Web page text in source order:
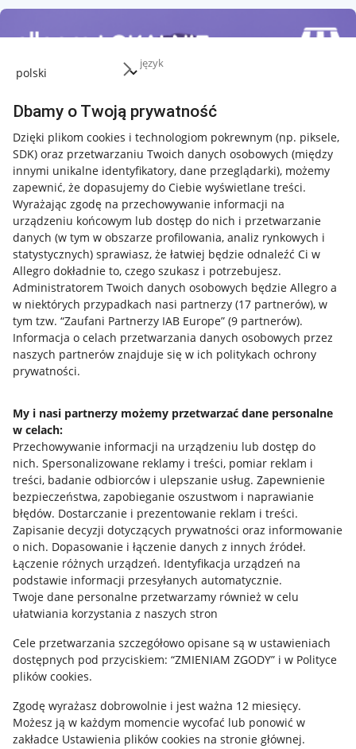
język
Dbamy o Twoją prywatność
Dzięki plikom cookies i technologiom pokrewnym (np. piksele,
SDK) oraz przetwarzaniu Twoich danych osobowych (między
innymi unikalne identyfikatory, dane przeglądarki), możemy
zapewnić, że dopasujemy do Ciebie wyświetlane treści.
Wyrażając zgodę na przechowywanie informacji na
urządzeniu końcowym lub dostęp do nich i przetwarzanie
danych (w tym w obszarze profilowania, analiz rynkowych i
statystycznych) sprawiasz, że łatwiej będzie odnaleźć Ci w
Allegro dokładnie to, czego szukasz i potrzebujesz.
Administratorem Twoich danych osobowych będzie Allegro a
w niektórych przypadkach nasi partnerzy (17 partnerów), w
tym tzw. “Zaufani Partnerzy IAB Europe” (9 partnerów).
Informacja o celach przetwarzania danych osobowych przez
naszych partnerów znajduje się w ich politykach ochrony
prywatności.
My i nasi partnerzy możemy przetwarzać dane personalne
w celach:
Przechowywanie informacji na urządzeniu lub dostęp do
nich. Spersonalizowane reklamy i treści, pomiar reklam i
treści, badanie odbiorców i ulepszanie usług. Zapewnienie
bezpieczeństwa, zapobieganie oszustwom i naprawianie
błędów. Dostarczanie i prezentowanie reklam i treści.
Zapisanie decyzji dotyczących prywatności oraz informowanie
o nich. Dopasowanie i łączenie danych z innych źródeł.
Łączenie różnych urządzeń. Identyfikacja urządzeń na
podstawie informacji przesyłanych automatycznie.
Twoje dane personalne przetwarzamy również w celu
ułatwiania korzystania z naszych stron
Cele przetwarzania szczegółowo opisane są w ustawieniach
dostępnych pod przyciskiem: “ZMIENIAM ZGODY” i w Polityce
plików cookies.
Zgodę wyrażasz dobrowolnie i jest ważna 12 miesięcy.
Możesz ją w każdym momencie wycofać lub ponowić w
zakładce Ustawienia plików cookies na stronie głównej.
Przydatne informacje
Jak to działa
Allegro Gadane dla sprzedających
Allegro Gadane dla kupujących
Mapa miejscowości
Informacje prawne
Regulamin
Polityka plików "cookies"
Ustawienia plików "cookies"
Udostępnianie lokalizacji
Informacje dla Aktu o Usługach Cyfrowych
Pobierz aplikację